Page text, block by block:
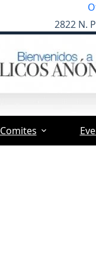
2822 N.
Comites